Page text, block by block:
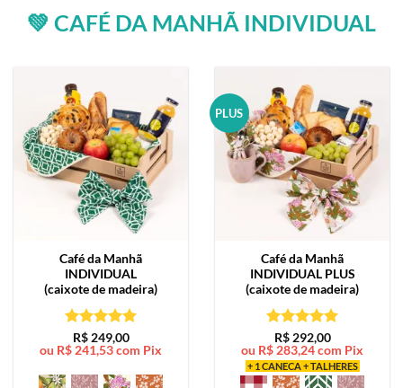
💚 CAFÉ DA MANHÃ INDIVIDUAL
Café da Manhã
INDIVIDUAL
(caixote de madeira)
Avaliação5
de 5
R$249,00
ou R$241,53com Pix
PLUS
Café da Manhã
INDIVIDUAL PLUS
(caixote de madeira)
Avaliação5
de 5
R$292,00
ou R$283,24com Pix
+ 1 CANECA + TALHERES